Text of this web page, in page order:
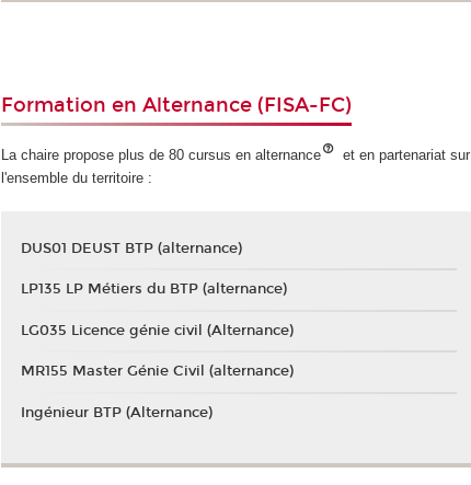
Formation en Alternance (FISA-FC)
La chaire propose plus de 80 cursus en alternance
et en partenariat sur
l'ensemble du territoire :
DUS01 DEUST BTP (alternance)
LP135 LP Métiers du BTP (alternance)
LG035 Licence génie civil (Alternance)
MR155 Master Génie Civil (alternance)
Ingénieur BTP (Alternance)